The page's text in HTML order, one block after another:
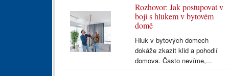
Rozhovor: Jak postupovat v
boji s hlukem v bytovém
domě
Hluk v bytových domech
dokáže zkazit klid a pohodlí
domova. Často nevíme,...